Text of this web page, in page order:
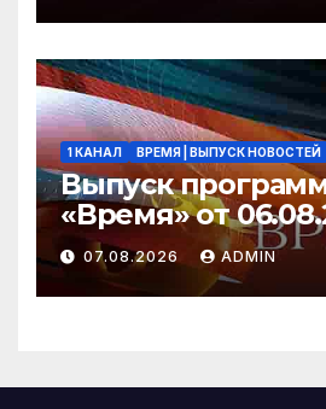
1 КАНАЛ ВРЕМЯ | ВЫПУСК НОВОСТЕЙ
Выпуск
«Время» от
07.08.2026 ADMIN